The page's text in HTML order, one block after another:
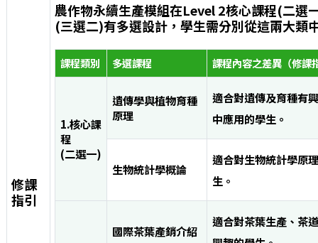
修課
指引
農作物永續生產模組在Level 2核心課程(二選
(三選二)有多選設計，學生需分別從這兩大類
課程類別 多選課程 課程內容之差異（修課
1.核心課
程
(二選一)
遺傳學與植物育種
原理
適合對遺傳及育種有
中應用的學生 。
生物統計學概論
適合對生物統計學原
生。
國際茶葉產銷介紹
適合對茶葉生產、茶